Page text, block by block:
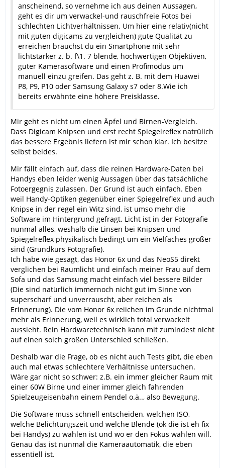
anscheinend, so vernehme ich aus deinen Aussagen,
geht es dir um verwackel-und rauschfreie Fotos bei
schlechten Lichtverhältnissen. Um hier eine relativ(nicht
mit guten digicams zu vergleichen) gute Qualität zu
erreichen brauchst du ein Smartphone mit sehr
lichtstarker z. b. f\1. 7 blende, hochwertigen Objektiven,
guter Kamerasoftware und einen Profimodus um
manuell einzu greifen. Das geht z. B. mit dem Huawei
P8, P9, P10 oder Samsung Galaxy s7 oder 8.Wie ich
bereits erwähnte eine höhere Preisklasse.
Mir geht es nicht um einen Äpfel und Birnen-Vergleich.
Dass Digicam Knipsen und erst recht Spiegelreflex natrülich
das bessere Ergebnis liefern ist mir schon klar. Ich besitze
selbst beides.
Mir fällt einfach auf, dass die reinen Hardware-Daten bei
Handys eben leider wenig Aussagen über das tatsächliche
Fotoergegnis zulassen. Der Grund ist auch einfach. Eben
weil Handy-Optiken gegenüber einer Spiegelreflex und auch
Knipse in der regel ein Witz sind, ist umso mehr die
Software im Hintergrund gefragt. Licht ist in der Fotografie
nunmal alles, weshalb die Linsen bei Knipsen und
Spiegelreflex physikalisch bedingt um ein Vielfaches größer
sind (Grundkurs Fotografie).
Ich habe wie gesagt, das Honor 6x und das NeoS5 direkt
verglichen bei Raumlicht und einfach meiner Frau auf dem
Sofa und das Samsung macht einfach viel bessere Bilder
(Die sind natürlich immernoch nicht gut im Sinne von
superscharf und unverrauscht, aber reichen als
Erinnerung). Die vom Honor 6x reiichen im Grunde nichtmal
mehr als Erinnerung, weil es wirklich total verwackelt
aussieht. Rein Hardwaretechnisch kann mit zumindest nicht
auf einen solch großen Unterschied schließen.
Deshalb war die Frage, ob es nicht auch Tests gibt, die eben
auch mal etwas schlechtere Verhältnisse untersuchen.
Wäre gar nicht so schwer: z.B. ein immer gleicher Raum mit
einer 60W Birne und einer immer gleich fahrenden
Spielzeugeisenbahn einem Pendel o.ä.., also Bewegung.
Die Software muss schnell entscheiden, welchen ISO,
welche Belichtungszeit und welche Blende (ok die ist eh fix
bei Handys) zu wählen ist und wo er den Fokus wählen will.
Genau das ist nunmal die Kameraautomatik, die eben
essentiell ist.